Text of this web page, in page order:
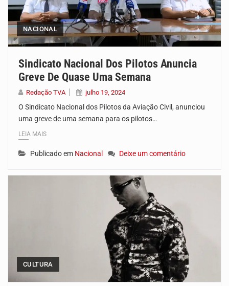
NACIONAL
Sindicato Nacional Dos Pilotos Anuncia
Greve De Quase Uma Semana
Redação TVA julho 19, 2024
O Sindicato Nacional dos Pilotos da Aviação Civil, anunciou
uma greve de uma semana para os pilotos…
LEIA MAIS
Publicado em Nacional Deixe um comentário
CULTURA